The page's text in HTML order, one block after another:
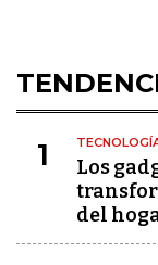
1
Los
del